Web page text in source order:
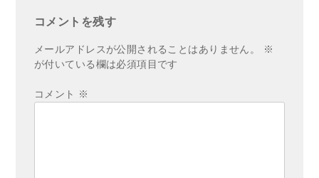
コメントを残す
メールアドレスが公開されることはありません。
※
が付いている欄は必須項目です
コメント ※